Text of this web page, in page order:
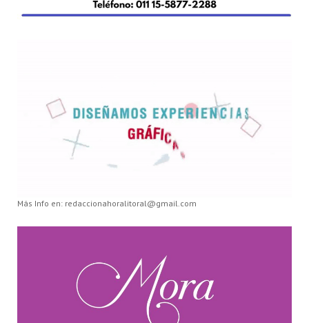
Más Info en: redaccionahoralitoral@gmail.com